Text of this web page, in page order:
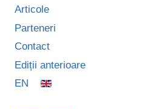
Articole
Parteneri
Contact
Ediții anterioare
EN